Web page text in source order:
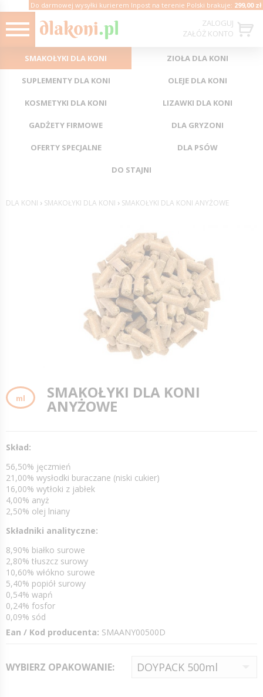
ZALOGUJ
ZAŁÓŻ KONTO
Do darmowej wysyłki kurierem Inpost na terenie Polski brakuje: 299,00 zł
SMAKOŁYKI DLA KONI ZIOŁA DLA KONI
SUPLEMENTY DLA KONI OLEJE DLA KONI
KOSMETYKI DLA KONI LIZAWKI DLA KONI
GADŻETY FIRMOWE DLA GRYZONI
OFERTY SPECJALNE DLA PSÓW
DO STAJNI
DLA KONI › SMAKOŁYKI DLA KONI › SMAKOŁYKI DLA KONI ANYŻOWE
ml SMAKOŁYKI DLA KONI
ANYŻOWE
Skład:
56,50% jęczmień
21,00% wysłodki buraczane (niski cukier)
16,00% wytłoki z jabłek
4,00% anyż
2,50% olej lniany
Składniki analityczne:
8,90% białko surowe
2,80% tłuszcz surowy
10,60% włókno surowe
5,40% popiół surowy
0,54% wapń
0,24% fosfor
0,09% sód
Ean / Kod producenta: SMAANY00500D
WYBIERZ OPAKOWANIE: